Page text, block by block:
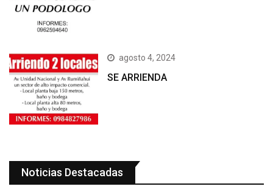
agosto 4, 2024
SE ARRIENDA
Noticias Destacadas